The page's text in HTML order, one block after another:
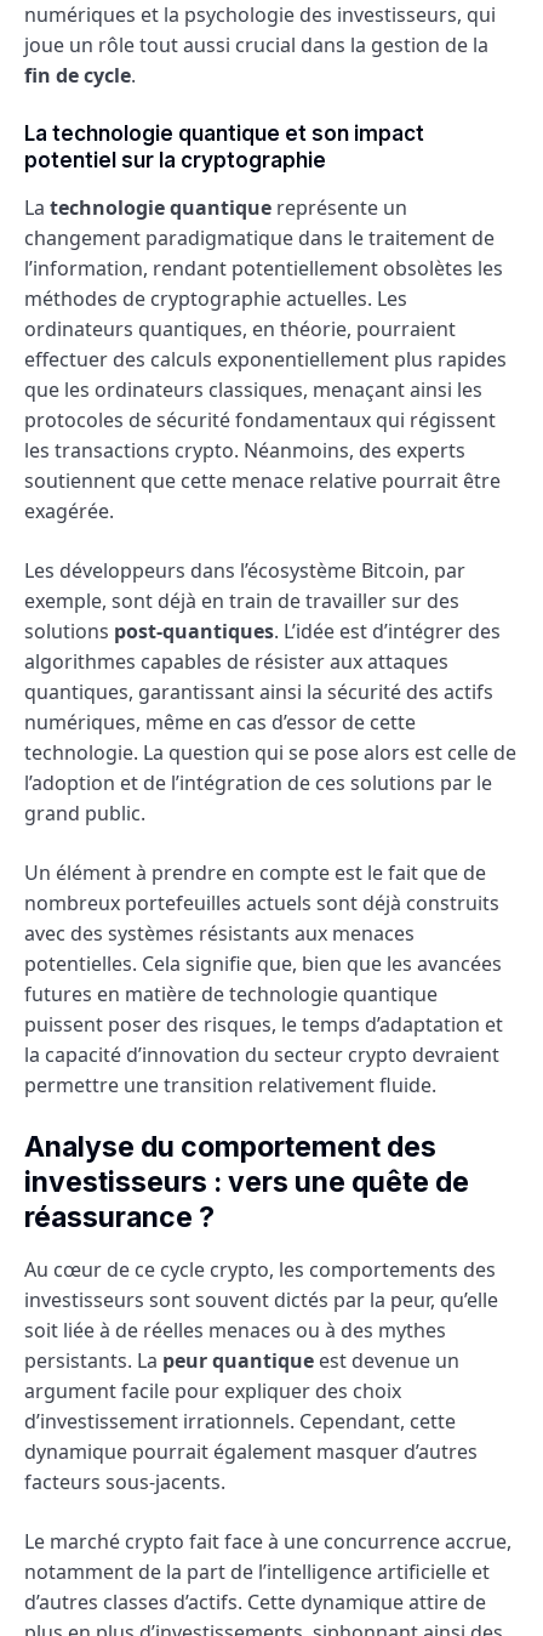
numériques et la psychologie des investisseurs, qui
joue un rôle tout aussi crucial dans la gestion de la
fin de cycle.
La technologie quantique et son impact
potentiel sur la cryptographie
La technologie quantique représente un
changement paradigmatique dans le traitement de
l’information, rendant potentiellement obsolètes les
méthodes de cryptographie actuelles. Les
ordinateurs quantiques, en théorie, pourraient
effectuer des calculs exponentiellement plus rapides
que les ordinateurs classiques, menaçant ainsi les
protocoles de sécurité fondamentaux qui régissent
les transactions crypto. Néanmoins, des experts
soutiennent que cette menace relative pourrait être
exagérée.
Les développeurs dans l’écosystème Bitcoin, par
exemple, sont déjà en train de travailler sur des
solutions post-quantiques. L’idée est d’intégrer des
algorithmes capables de résister aux attaques
quantiques, garantissant ainsi la sécurité des actifs
numériques, même en cas d’essor de cette
technologie. La question qui se pose alors est celle de
l’adoption et de l’intégration de ces solutions par le
grand public.
Un élément à prendre en compte est le fait que de
nombreux portefeuilles actuels sont déjà construits
avec des systèmes résistants aux menaces
potentielles. Cela signifie que, bien que les avancées
futures en matière de technologie quantique
puissent poser des risques, le temps d’adaptation et
la capacité d’innovation du secteur crypto devraient
permettre une transition relativement fluide.
Analyse du comportement des
investisseurs : vers une quête de
réassurance ?
Au cœur de ce cycle crypto, les comportements des
investisseurs sont souvent dictés par la peur, qu’elle
soit liée à de réelles menaces ou à des mythes
persistants. La peur quantique est devenue un
argument facile pour expliquer des choix
d’investissement irrationnels. Cependant, cette
dynamique pourrait également masquer d’autres
facteurs sous-jacents.
Le marché crypto fait face à une concurrence accrue,
notamment de la part de l’intelligence artificielle et
d’autres classes d’actifs. Cette dynamique attire de